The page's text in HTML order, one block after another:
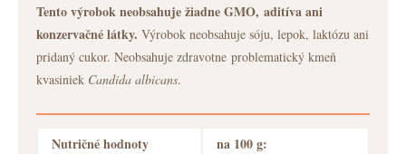
Tento výrobok neobsahuje žiadne GMO, aditíva ani
konzervačné látky. Výrobok neobsahuje sóju, lepok, laktózu ani
pridaný cukor. Neobsahuje zdravotne problematický kmeň
kvasiniek Candida albicans.
Nutričné hodnoty
na 100 g: